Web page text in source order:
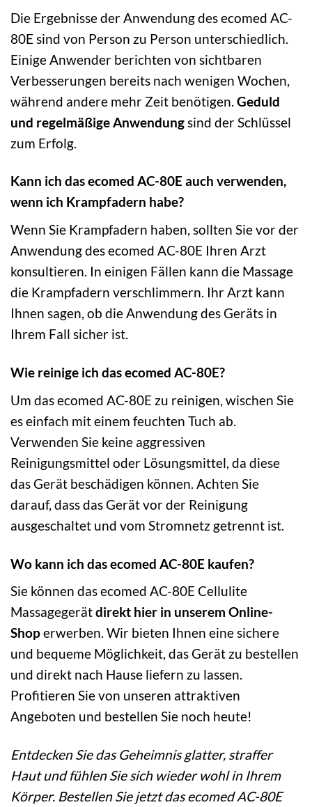
Die Ergebnisse der Anwendung des ecomed AC-
80E sind von Person zu Person unterschiedlich.
Einige Anwender berichten von sichtbaren
Verbesserungen bereits nach wenigen Wochen,
während andere mehr Zeit benötigen. Geduld
und regelmäßige Anwendung sind der Schlüssel
zum Erfolg.
Kann ich das ecomed AC-80E auch verwenden,
wenn ich Krampfadern habe?
Wenn Sie Krampfadern haben, sollten Sie vor der
Anwendung des ecomed AC-80E Ihren Arzt
konsultieren. In einigen Fällen kann die Massage
die Krampfadern verschlimmern. Ihr Arzt kann
Ihnen sagen, ob die Anwendung des Geräts in
Ihrem Fall sicher ist.
Wie reinige ich das ecomed AC-80E?
Um das ecomed AC-80E zu reinigen, wischen Sie
es einfach mit einem feuchten Tuch ab.
Verwenden Sie keine aggressiven
Reinigungsmittel oder Lösungsmittel, da diese
das Gerät beschädigen können. Achten Sie
darauf, dass das Gerät vor der Reinigung
ausgeschaltet und vom Stromnetz getrennt ist.
Wo kann ich das ecomed AC-80E kaufen?
Sie können das ecomed AC-80E Cellulite
Massagegerätdirekt hier in unserem Online-
Shoperwerben. Wir bieten Ihnen eine sichere
und bequeme Möglichkeit, das Gerät zu bestellen
und direkt nach Hause liefern zu lassen.
Profitieren Sie von unseren attraktiven
Angeboten und bestellen Sie noch heute!
Entdecken Sie das Geheimnis glatter, straffer
Haut und fühlen Sie sich wieder wohl in Ihrem
Körper. Bestellen Sie jetzt das ecomed AC-80E